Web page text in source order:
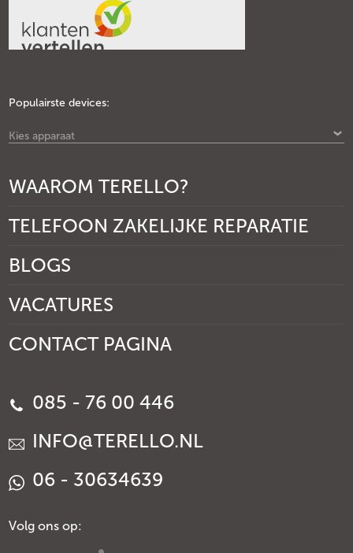
Populairste devices:
Kies apparaat
WAAROM TERELLO?
TELEFOON ZAKELIJKE REPARATIE
BLOGS
VACATURES
CONTACT PAGINA
085 - 76 00 446
INFO@TERELLO.NL
06 - 30634639
Volg ons op: